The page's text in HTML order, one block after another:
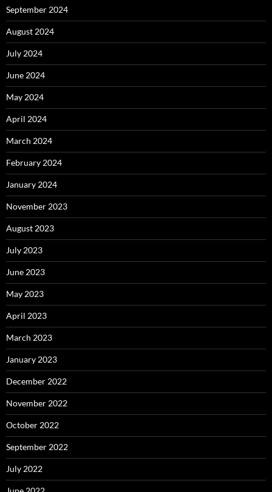
September 2024
August 2024
July 2024
June 2024
May 2024
April 2024
March 2024
February 2024
January 2024
November 2023
August 2023
July 2023
June 2023
May 2023
April 2023
March 2023
January 2023
December 2022
November 2022
October 2022
September 2022
July 2022